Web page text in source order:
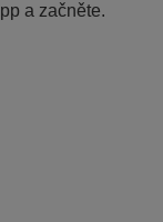
a začněte.